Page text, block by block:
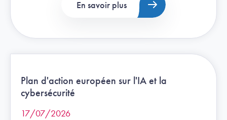
En savoir plus
Plan d'action européen sur l'IA et la
cybersécurité
17/07/2026